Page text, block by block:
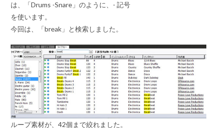
は、「Drums -Snare」のように、- 記号
を使います。
今回は、「break」と検索しました。
ループ素材が、42個まで絞れました。